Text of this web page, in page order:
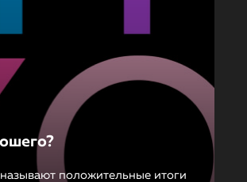
положительные итоги